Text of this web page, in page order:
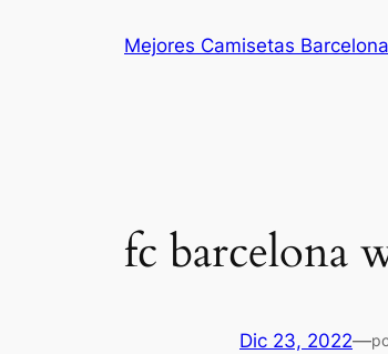
Mejores Camisetas
fc barcelona
Dic 23, 2022—